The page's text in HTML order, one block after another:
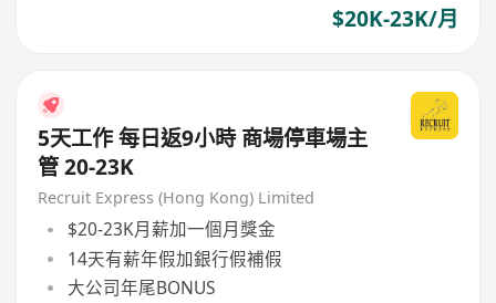
$20K-23K/月
5天工作 每日返9小時 商場停車場主
管 20-23K
Recruit Express (Hong Kong) Limited
$20-23K月薪加一個月獎金
14天有薪年假加銀行假補假
大公司年尾BONUS